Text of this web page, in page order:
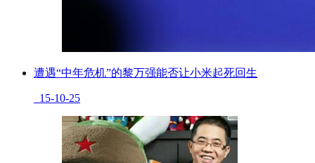
遭遇“中年危机”的黎万强能否让小米起死回生
15-10-25